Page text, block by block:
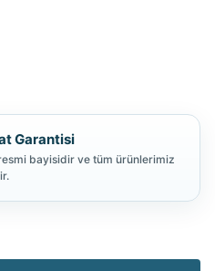
Garantisi
bayisidir ve tüm ürünlerimiz